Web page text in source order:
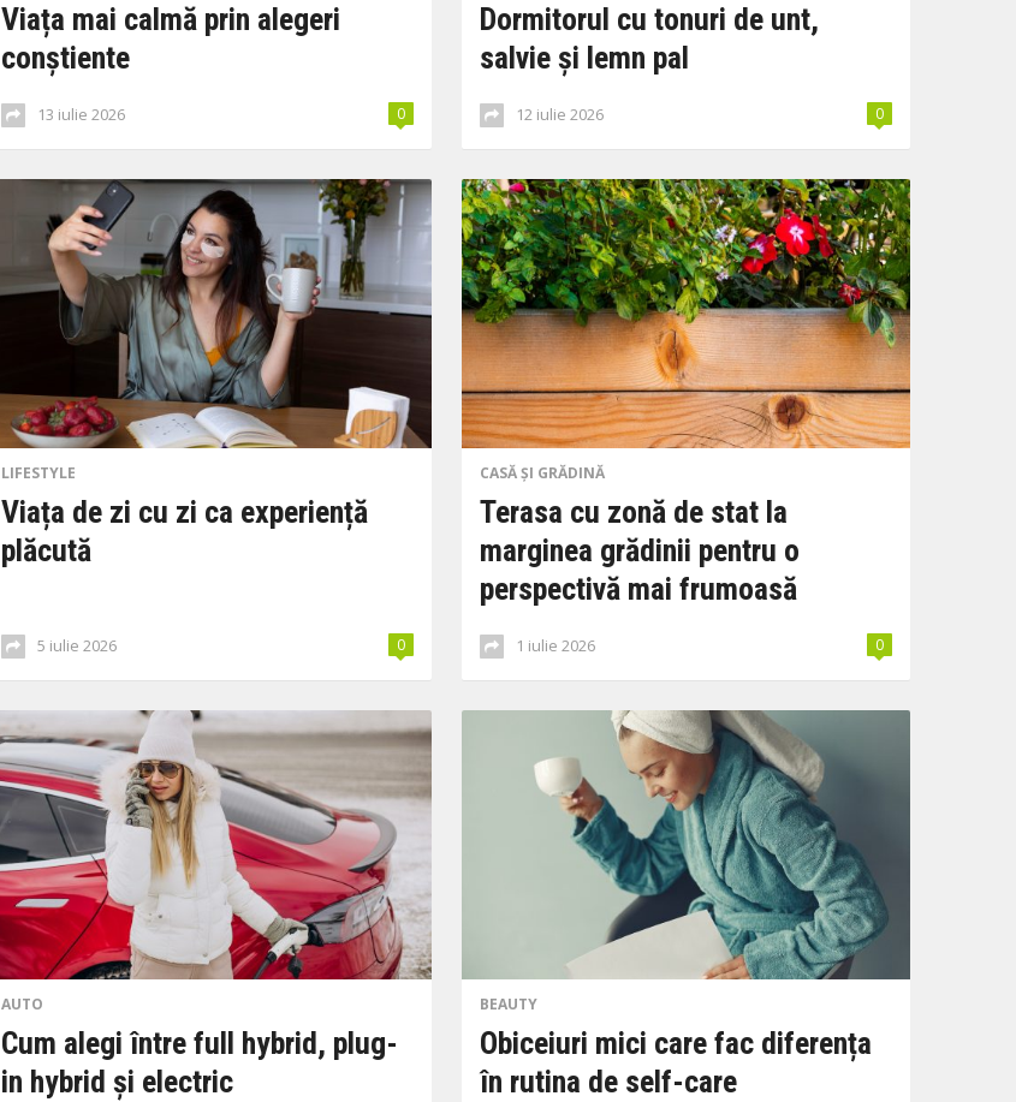
Viața mai calmă prin alegeri
conștiente
13 iulie 2026 0
Dormitorul cu tonuri de unt,
salvie și lemn pal
12 iulie 2026 0
LIFESTYLE
Viața de zi cu zi ca experiență
plăcută
5 iulie 2026 0
CASĂ ȘI GRĂDINĂ
Terasa cu zonă de stat la
marginea grădinii pentru o
perspectivă mai frumoasă
1 iulie 2026 0
AUTO
Cum alegi între full hybrid, plug-
in hybrid și electric
BEAUTY
Obiceiuri mici care fac diferența
în rutina de self-care